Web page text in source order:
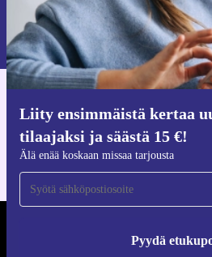
Liity ensimmäistä kertaa
tilaajaksi ja säästä 15 €!
Älä enää koskaan missaa tarjousta
Pyydä
Pyydä
Lisätietoja henkilötietojen käytöstä löydät
iOS:lle ja